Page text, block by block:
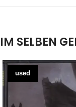
IM SELBEN
used